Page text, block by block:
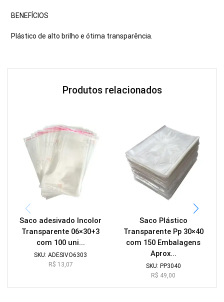
BENEFÍCIOS
Plástico de alto brilho e ótima transparência.
Produtos relacionados
Saco adesivado Incolor
Transparente 06×30+3
com 100 uni...
SKU:ADESIVO6303
R$ 13,07
Saco Plástico
Transparente Pp 30×40
com 150 Embalagens
Aprox...
SKU: PP3040
R$ 49,00